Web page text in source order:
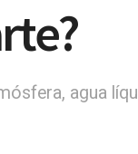
agua